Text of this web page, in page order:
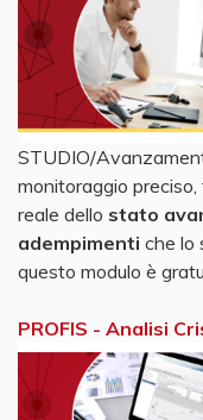
STUDIO/
monitoraggio
reale dello stato
adempimenti che lo
questo modulo è
PROFIS - Analisi